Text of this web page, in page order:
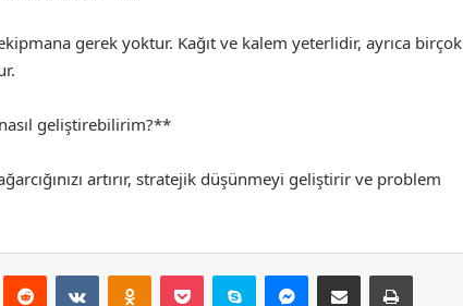
gerek yoktur. Kağıt ve kalem yeterlidir, ayrıca birçok
geliştirebilirim?**
artırır, stratejik düşünmeyi geliştirir ve problem
Reddit VKontakteOdnoklassniki
Pocket Skype Messenger
E-Posta ile paylaş Yazdır